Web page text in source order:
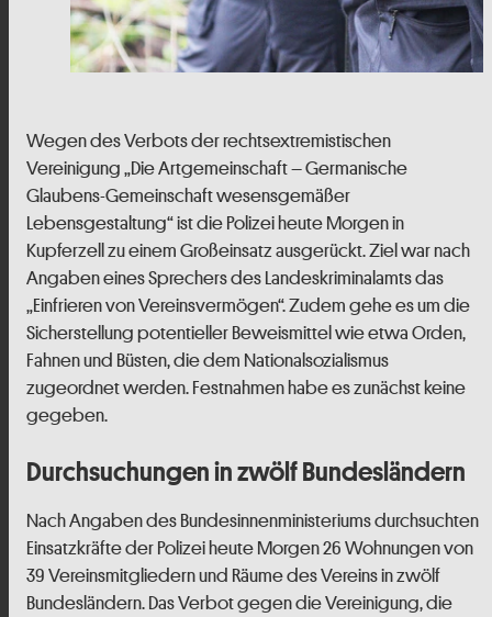
Wegen des Verbots der rechtsextremistischen
Vereinigung „Die Artgemeinschaft – Germanische
Glaubens-Gemeinschaft wesensgemäßer
Lebensgestaltung“ ist die Polizei heute Morgen in
Kupferzell zu einem Großeinsatz ausgerückt. Ziel war nach
Angaben eines Sprechers des Landeskriminalamts das
„Einfrieren von Vereinsvermögen“. Zudem gehe es um die
Sicherstellung potentieller Beweismittel wie etwa Orden,
Fahnen und Büsten, die dem Nationalsozialismus
zugeordnet werden. Festnahmen habe es zunächst keine
gegeben.
Durchsuchungen in zwölf Bundesländern
Nach Angaben des Bundesinnenministeriums durchsuchten
Einsatzkräfte der Polizei heute Morgen 26 Wohnungen von
39 Vereinsmitgliedern und Räume des Vereins in zwölf
Bundesländern. Das Verbot gegen die Vereinigung, die